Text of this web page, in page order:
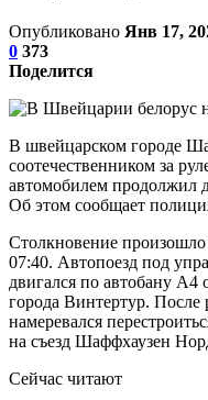
Опубликовано Янв 17,
0 373
Поделится
В швейцарском городе
соотечественником за
автомобилем продолжил
Об этом сообщает
Столкновение произошло
07:40. Автопоезд под
двигался по автобану
города Винтертур. После
намеревался
на съезд Шаффхаузен
Сейчас читают